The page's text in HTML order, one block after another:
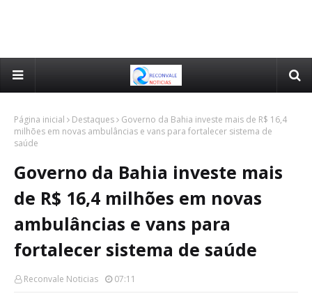
Página inicial Destaques
Governo da Bahia investe mais de R$ 16,4
milhões em novas ambulâncias e vans para fortalecer sistema de
saúde
Governo da Bahia investe mais
de R$ 16,4 milhões em novas
ambulâncias e vans para
fortalecer sistema de saúde
Reconvale Noticias 07:11